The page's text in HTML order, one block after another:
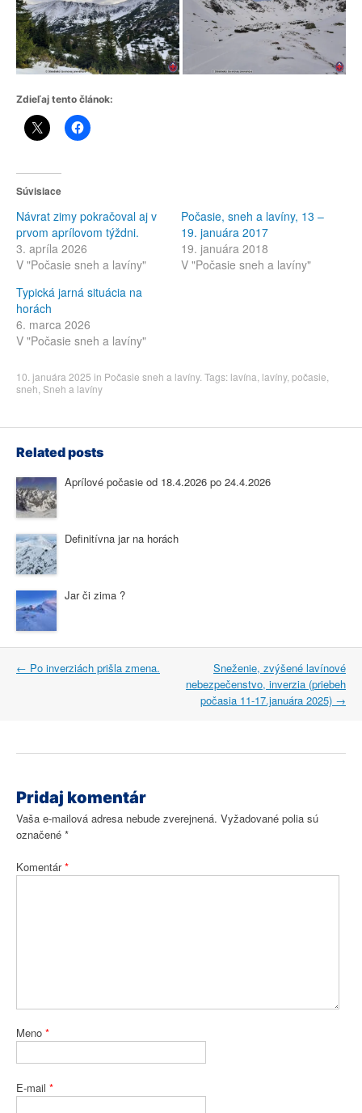
Zdieľaj tento článok:
Súvisiace
Návrat zimy pokračoval aj v
prvom aprílovom týždni.
3. apríla 2026
V "Počasie sneh a lavíny"
Počasie, sneh a lavíny, 13 –
19. januára 2017
19. januára 2018
V "Počasie sneh a lavíny"
Typická jarná situácia na
horách
6. marca 2026
V "Počasie sneh a lavíny"
10. januára 2025 in Počasie sneh a lavíny. Tags: lavína lavíny, počasie
sneh Sneh a lavíny
Related posts
Aprílové počasie od 18.4.2026 po 24.4.2026
Definitívna jar na horách
Jar či zima ?
Post
← Po inverziách prišla zmena.
Sneženie, zvýšené lavínové
nebezpečenstvo, inverzia (priebeh
počasia 11-17.januára 2025) →
Pridaj komentár
Vaša e-mailová adresa nebude zverejnená. Vyžadované polia sú
označené *
Komentár*
Meno *
E-mail *